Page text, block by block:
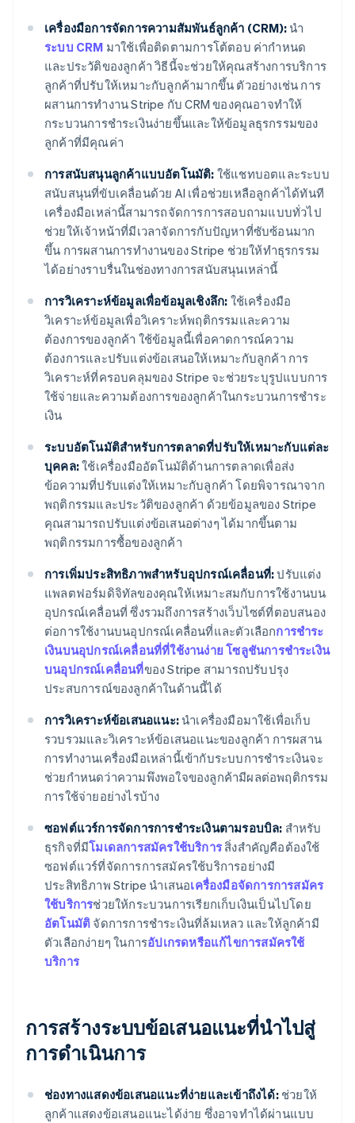
เครื่องมือการจัดการความสัมพันธ์ลูกค้า (CRM): นำ
ระบบ CRM มาใช้เพื่อติดตามการโต้ตอบ ค่ากำหนด
และประวัติของลูกค้า วิธีนี้จะช่วยให้คุณสร้างการบริการ
ลูกค้าที่ปรับให้เหมาะกับลูกค้ามากขึ้น ตัวอย่างเช่น การ
ผสานการทำงาน Stripe กับ CRM ของคุณอาจทำให้
กระบวนการชำระเงินง่ายขึ้นและให้ข้อมูลธุรกรรมของ
ลูกค้าที่มีคุณค่า
การสนับสนุนลูกค้าแบบอัตโนมัติ: ใช้แชทบอตและระบบ
สนับสนุนที่ขับเคลื่อนด้วย AI เพื่อช่วยเหลือลูกค้าได้ทันที
เครื่องมือเหล่านี้สามารถจัดการการสอบถามแบบทั่วไป
ช่วยให้เจ้าหน้าที่มีเวลาจัดการกับปัญหาที่ซับซ้อนมาก
ขึ้น การผสานการทำงานของ Stripe ช่วยให้ทำธุรกรรม
ได้อย่างราบรื่นในช่องทางการสนับสนุนเหล่านี้
การวิเคราะห์ข้อมูลเพื่อข้อมูลเชิงลึก: ใช้เครื่องมือ
วิเคราะห์ข้อมูลเพื่อวิเคราะห์พฤติกรรมและความ
ต้องการของลูกค้า ใช้ข้อมูลนี้เพื่อคาดการณ์ความ
ต้องการและปรับแต่งข้อเสนอให้เหมาะกับลูกค้า การ
วิเคราะห์ที่ครอบคลุมของ Stripe จะช่วยระบุรูปแบบการ
ใช้จ่ายและความต้องการของลูกค้าในกระบวนการชำระ
เงิน
ระบบอัตโนมัติสำหรับการตลาดที่ปรับให้เหมาะกับแต่ละ
บุคคล:ใช้เครื่องมืออัตโนมัติด้านการตลาดเพื่อส่ง
ข้อความที่ปรับแต่งให้เหมาะกับลูกค้า โดยพิจารณาจาก
พฤติกรรมและประวัติของลูกค้า ด้วยข้อมูลของ Stripe
คุณสามารถปรับแต่งข้อเสนอต่างๆ ได้มากขึ้นตาม
พฤติกรรมการซื้อของลูกค้า
การเพิ่มประสิทธิภาพสำหรับอุปกรณ์เคลื่อนที่:ปรับแต่ง
แพลตฟอร์มดิจิทัลของคุณให้เหมาะสมกับการใช้งานบน
อุปกรณ์เคลื่อนที่ ซึ่งรวมถึงการสร้างเว็บไซต์ที่ตอบสนอง
ต่อการใช้งานบนอุปกรณ์เคลื่อนที่และตัวเลือกการชำระ
เงินบนอุปกรณ์เคลื่อนที่ที่ใช้งานง่าย โซลูชันการชำระเงิน
บนอุปกรณ์เคลื่อนที่ของ Stripe สามารถปรับปรุง
ประสบการณ์ของลูกค้าในด้านนี้ได้
การวิเคราะห์ข้อเสนอแนะ: นำเครื่องมือมาใช้เพื่อเก็บ
รวบรวมและวิเคราะห์ข้อเสนอแนะของลูกค้า การผสาน
การทำงานเครื่องมือเหล่านี้เข้ากับระบบการชำระเงินจะ
ช่วยกำหนดว่าความพึงพอใจของลูกค้ามีผลต่อพฤติกรรม
การใช้จ่ายอย่างไรบ้าง
ซอฟต์แวร์การจัดการการชำระเงินตามรอบบิล: สำหรับ
ธุรกิจที่มีโมเดลการสมัครใช้บริการสิ่งสำคัญคือต้องใช้
ซอฟต์แวร์ที่จัดการการสมัครใช้บริการอย่างมี
ประสิทธิภาพ Stripe นำเสนอเครื่องมือจัดการการสมัคร
ใช้บริการช่วยให้กระบวนการเรียกเก็บเงินเป็นไปโดย
อัตโนมัติ จัดการการชำระเงินที่ล้มเหลว และให้ลูกค้ามี
ตัวเลือกง่ายๆ ในการอัปเกรดหรือแก้ไขการสมัครใช้
บริการ
การสร้างระบบข้อเสนอแนะที่นำไปสู่
การดำเนินการ
ช่องทางแสดงข้อเสนอแนะที่ง่ายและเข้าถึงได้:ช่วยให้
ลูกค้าแสดงข้อเสนอแนะได้ง่าย ซึ่งอาจทำได้ผ่านแบบ